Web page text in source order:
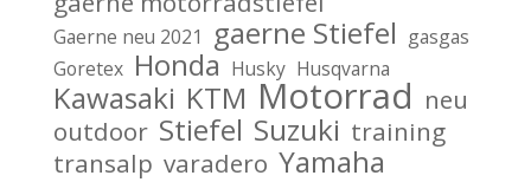
Gaerne neu 2021 gaerne Stiefel gasgas
Goretex Honda Husky Husqvarna
Kawasaki KTM Motorrad neu
outdoor Stiefel Suzuki training
transalp varadero Yamaha